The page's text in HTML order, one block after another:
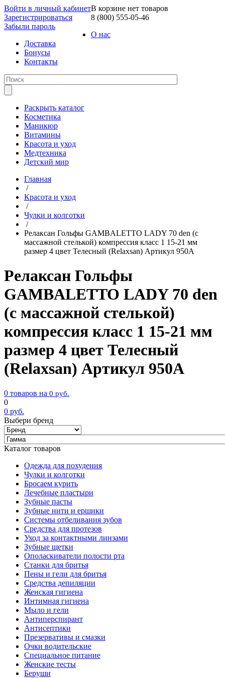
Войти в личный кабинет
Зарегистрироваться
Забыли пароль
В корзине нет товаров
8 (800) 555-05-46
О нас
Доставка
Бонусы
Контакты
Раскрыть каталог
Косметика
Маникюр
Витамины
Красота и уход
Медтехника
Детский мир
Главная
/
Красота и уход
/
Чулки и колготки
/
Релаксан Гольфы GAMBALETTO LADY 70 den (с
массажной стелькой) компрессия класс 1 15-21 мм
размер 4 цвет Телесный (Relaxsan) Артикул 950A
Релаксан Гольфы
GAMBALETTO LADY 70 den
(с массажной стелькой)
компрессия класс 1 15-21 мм
размер 4 цвет Телесный
(Relaxsan) Артикул 950A
0 товаров на 0 руб.
0
0 руб.
Выбери бренд
Каталог товаров
Одежда для похудения
Чулки и колготки
Бросаем курить
Лечебные пластыри
Зубные пасты
Зубные нити и ершики
Системы отбеливания зубов
Средства для протезов
Уход за контактными линзами
Зубные щетки
Ополаскиватели полости рта
Станки для бритья
Пены и гели для бритья
Средства депиляции
Женская гигиена
Интимная гигиена
Мыло и гели
Антиперспирант
Антисептики
Презервативы и смазки
Очки водительские
Специальное питание
Женские тесты
Беруши